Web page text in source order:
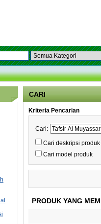
CARI
Kriteria Pencarian
Cari:
Cari deskripsi produk
Cari model produk
PRODUK YANG